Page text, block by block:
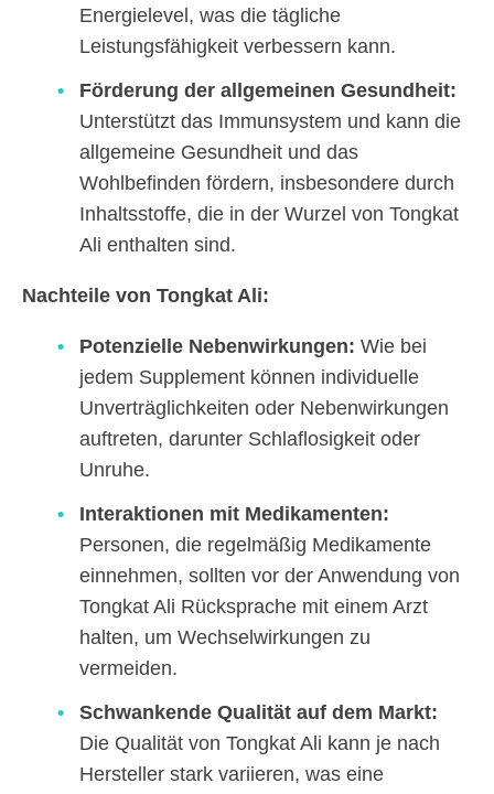
Energielevel, was die tägliche
Leistungsfähigkeit verbessern kann.
Förderung der allgemeinen Gesundheit:
Unterstützt das Immunsystem und kann die
allgemeine Gesundheit und das
Wohlbefinden fördern, insbesondere durch
Inhaltsstoffe, die in der Wurzel von Tongkat
Ali enthalten sind.
Nachteile von Tongkat Ali:
Potenzielle Nebenwirkungen: Wie bei
jedem Supplement können individuelle
Unverträglichkeiten oder Nebenwirkungen
auftreten, darunter Schlaflosigkeit oder
Unruhe.
Interaktionen mit Medikamenten:
Personen, die regelmäßig Medikamente
einnehmen, sollten vor der Anwendung von
Tongkat Ali Rücksprache mit einem Arzt
halten, um Wechselwirkungen zu
vermeiden.
Schwankende Qualität auf dem Markt:
Die Qualität von Tongkat Ali kann je nach
Hersteller stark variieren, was eine